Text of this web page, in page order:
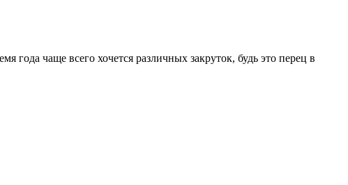
года чаще всего хочется различных закруток, будь это перец в